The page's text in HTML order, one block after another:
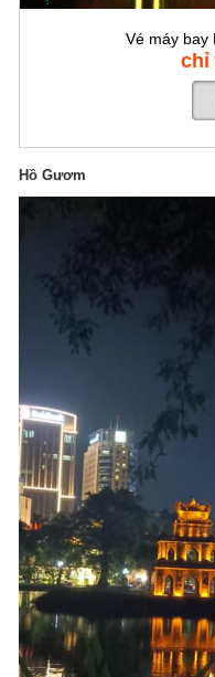
Vé máy bay
chỉ
Hồ Gươm